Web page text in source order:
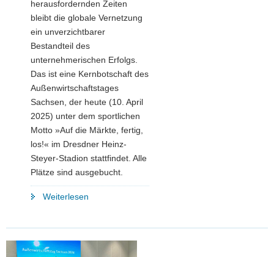
herausfordernden Zeiten
bleibt die globale Vernetzung
ein unverzichtbarer
Bestandteil des
unternehmerischen Erfolgs.
Das ist eine Kernbotschaft des
Außenwirtschaftstages
Sachsen, der heute (10. April
2025) unter dem sportlichen
Motto »Auf die Märkte, fertig,
los!« im Dresdner Heinz-
Steyer-Stadion stattfindet. Alle
Plätze sind ausgebucht.
Weiterlesen